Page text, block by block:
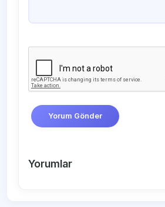
Yorum Gönder
Yorumlar